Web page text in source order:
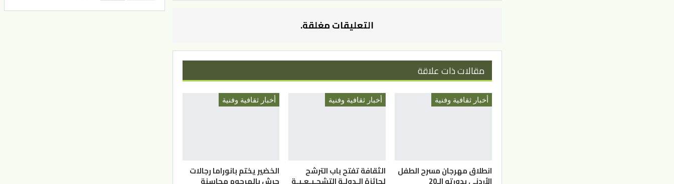
التعليقات مغلقة.
مقالات ذات علاقة
أخبار ثقافية وفنية
انطلاق مهرجان مسرح الطفل
أخبار ثقافية وفنية
الثقافة تفتح باب الترشح
أخبار ثقافية وفنية
الخضير يختم بانوراما رجالات